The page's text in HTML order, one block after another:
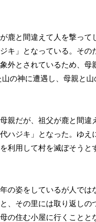
鹿と間違えて人を撃っ
キ」となっている。そ
外とされているため、
の神に遭遇し、母親と
親だが、祖父が鹿と間
ハジキ」となった。ゆえ
利用して村を滅ぼそうと
の姿をしているが人で
、その里には取り返し
の住む小屋に行くことと